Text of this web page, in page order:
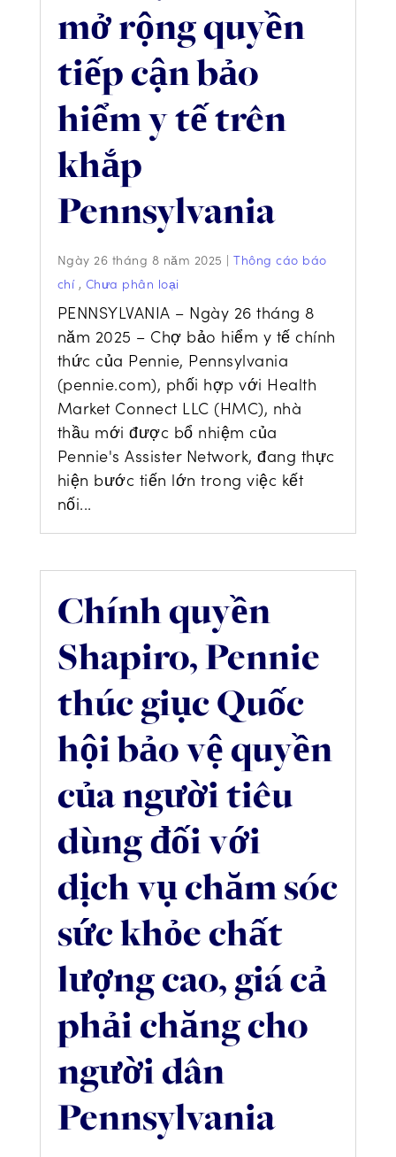
mở rộng quyền
tiếp cận bảo
hiểm y tế trên
khắp
Pennsylvania
Ngày 26 tháng 8 năm 2025 |Thông cáo báo
chí, Chưa phân loại
PENNSYLVANIA – Ngày 26 tháng 8
năm 2025 – Chợ bảo hiểm y tế chính
thức của Pennie, Pennsylvania
(pennie.com), phối hợp với Health
Market Connect LLC (HMC), nhà
thầu mới được bổ nhiệm của
Pennie's Assister Network, đang thực
hiện bước tiến lớn trong việc kết
nối...
Chính quyền
Shapiro, Pennie
thúc giục Quốc
hội bảo vệ quyền
của người tiêu
dùng đối với
dịch vụ chăm sóc
sức khỏe chất
lượng cao, giá cả
phải chăng cho
người dân
Pennsylvania